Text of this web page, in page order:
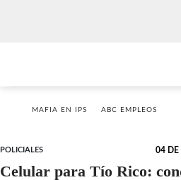
MAFIA EN IPS ABC EMPLEOS
POLICIALES 04 DE
Celular para Tío Rico: